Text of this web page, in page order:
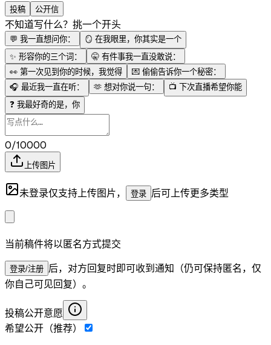
投稿 公开信
不知道写什么？挑一个开头
💬 我一直想问你： 🪞 在我眼里，你其实是一个
✨ 形容你的三个词： 🤫 有件事我一直没敢说：
👀 第一次见到你的时候，我觉得 💌 偷偷告诉你一个秘密：
🎧 最近我一直在听： 🫶 想对你说一句： 📺 下次直播希望你能
❓ 我最好奇的是，你
0/10000
上传图片
未登录仅支持上传图片， 登录 后可上传更多类型
当前稿件将以匿名方式提交
登录/注册 后，对方回复时即可收到通知（仍可保持匿名，仅
你自己可见回复）。
投稿公开意愿
希望公开（推荐）